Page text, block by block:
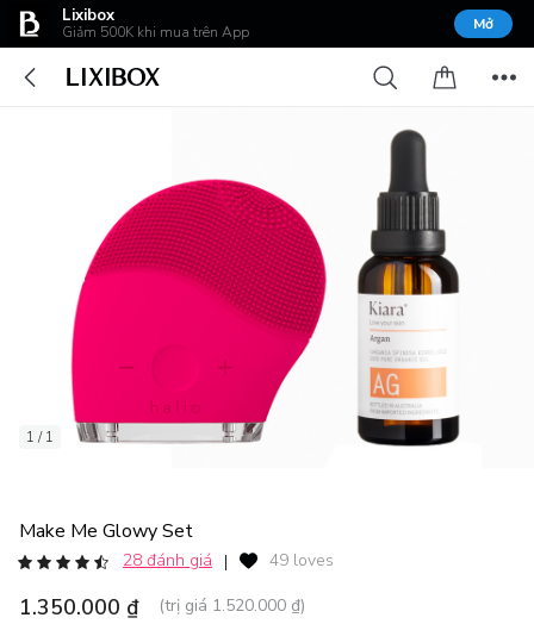
Lixibox
Giảm 500K khi mua trên App Mở
1 / 1
Make Me Glowy Set
28 đánh giá | 49 loves
1.350.000 ₫ (trị giá 1.520.000 ₫)